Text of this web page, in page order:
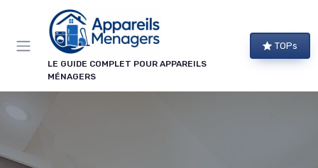
LE GUIDE COMPLET POUR APPAREILS
MÉNAGERS
TOPs
Panneau de gestion des cookies